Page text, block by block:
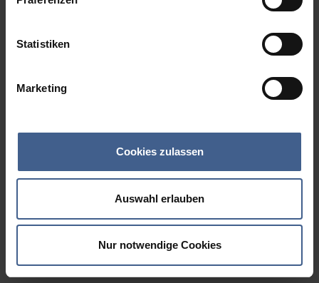
Statistiken
Marketing
Cookies zulassen
Auswahl erlauben
Nur notwendige Cookies